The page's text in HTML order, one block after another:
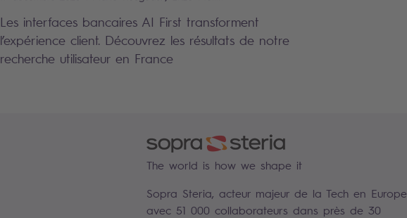
Les interfaces bancaires AI First transforment
l’expérience client. Découvrez les résultats de notre
recherche utilisateur en France
The world is how we shape it
Sopra Steria, acteur majeur de la Tech en Europe
avec 51 000 collaborateurs dans près de 30